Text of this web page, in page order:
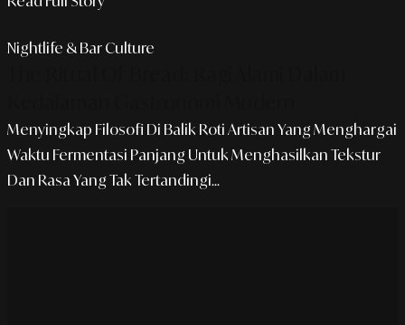
Nightlife & Bar Culture
Menyingkap Filosofi Di Balik Roti Artisan Yang Menghargai
Waktu Fermentasi Panjang Untuk Menghasilkan Tekstur
Dan Rasa Yang Tak Tertandingi...